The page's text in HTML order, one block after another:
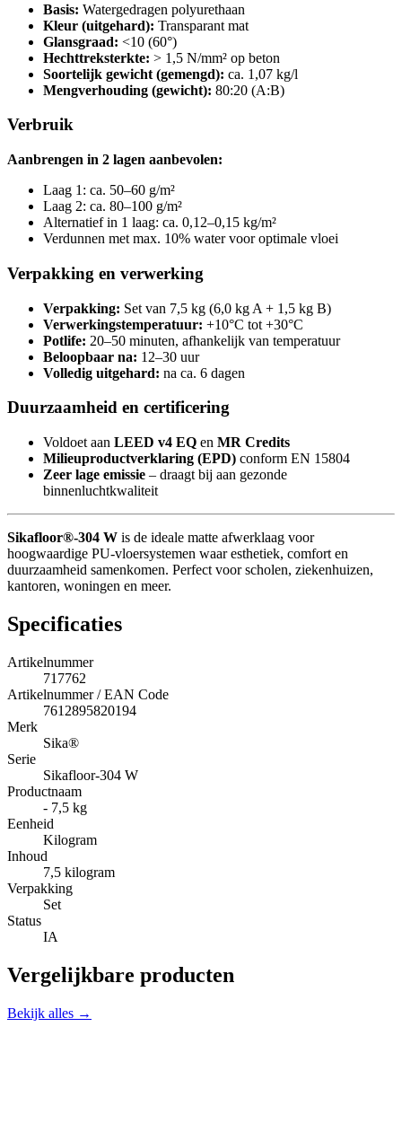
Basis: Watergedragen polyurethaan
Kleur (uitgehard): Transparant mat
Glansgraad: <10 (60°)
Hechttreksterkte: > 1,5 N/mm² op beton
Soortelijk gewicht (gemengd): ca. 1,07 kg/l
Mengverhouding (gewicht): 80:20 (A:B)
Verbruik
Aanbrengen in 2 lagen aanbevolen:
Laag 1: ca. 50–60 g/m²
Laag 2: ca. 80–100 g/m²
Alternatief in 1 laag: ca. 0,12–0,15 kg/m²
Verdunnen met max. 10% water voor optimale vloei
Verpakking en verwerking
Verpakking: Set van 7,5 kg (6,0 kg A + 1,5 kg B)
Verwerkingstemperatuur: +10°C tot +30°C
Potlife: 20–50 minuten, afhankelijk van temperatuur
Beloopbaar na: 12–30 uur
Volledig uitgehard: na ca. 6 dagen
Duurzaamheid en certificering
Voldoet aan LEED v4 EQ en MR Credits
Milieuproductverklaring (EPD) conform EN 15804
Zeer lage emissie – draagt bij aan gezonde
binnenluchtkwaliteit
Sikafloor®-304 W is de ideale matte afwerklaag voor
hoogwaardige PU-vloersystemen waar esthetiek, comfort en
duurzaamheid samenkomen. Perfect voor scholen, ziekenhuizen,
kantoren, woningen en meer.
Specificaties
Artikelnummer
717762
Artikelnummer / EAN Code
7612895820194
Merk
Sika®
Serie
Sikafloor-304 W
Productnaam
- 7,5 kg
Eenheid
Kilogram
Inhoud
7,5 kilogram
Verpakking
Set
Status
IA
Vergelijkbare producten
Bekijk alles →